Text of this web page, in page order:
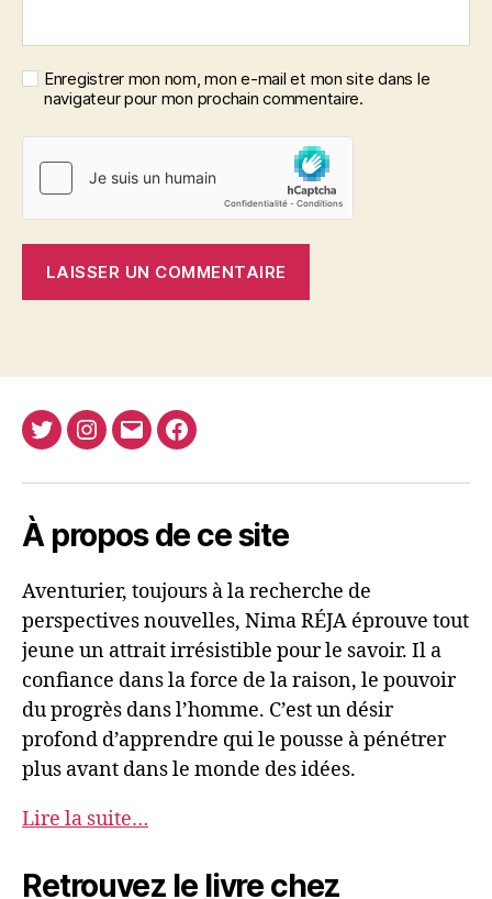
Enregistrer mon nom, mon e-mail et mon site dans le
navigateur pour mon prochain commentaire.
TwitterInstagram
E-
Facebook
À propos de ce site
Aventurier, toujours à la recherche de
perspectives nouvelles, Nima RÉJA éprouve tout
jeune un attrait irrésistible pour le savoir. Il a
confiance dans la force de la raison, le pouvoir
du progrès dans l’homme. C’est un désir
profond d’apprendre qui le pousse à pénétrer
plus avant dans le monde des idées.
Lire la suite…
Retrouvez le livre chez